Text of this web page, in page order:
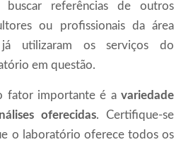
buscar referências de outros
ou profissionais da área
utilizaram os serviços do
em questão.
fator importante é a variedade
oferecidas. Certifique-se
o laboratório oferece todos os